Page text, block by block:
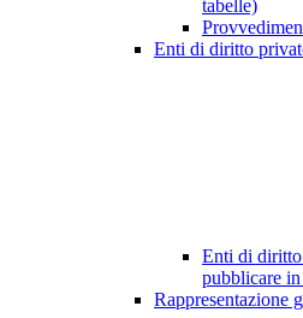
tabelle)
Enti di diritto
Enti di
pubblicare
Rappresentazione